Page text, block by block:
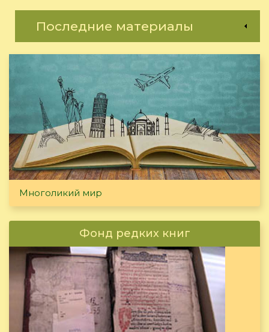
Последние материалы
Многоликий мир
Фонд редких книг